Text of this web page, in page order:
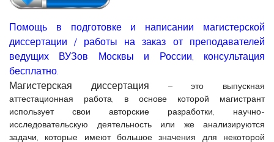
Помощь в подготовке и написании магистерской
диссертации / работы на заказ от преподавателей
ведущих ВУЗов Москвы и России, консультация
бесплатно.
Магистерская диссертация – это выпускная
аттестационная работа, в основе которой магистрант
использует свои авторские разработки, научно-
исследовательскую деятельность или же анализируются
задачи, которые имеют большое значения для некоторой